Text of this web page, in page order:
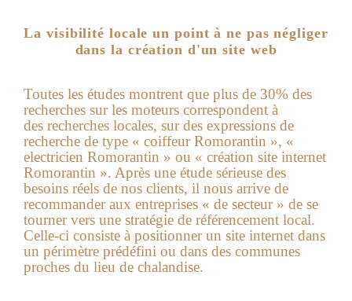
La visibilité locale un point à ne pas négliger
dans la création d'un site web
Toutes les études montrent que plus de 30% des
recherches sur les moteurs correspondent à
des recherches locales, sur des expressions de
recherche de type « coiffeur Romorantin », «
electricien Romorantin » ou « création site internet
Romorantin ». Après une étude sérieuse des
besoins réels de nos clients, il nous arrive de
recommander aux entreprises « de secteur » de se
tourner vers une stratégie de référencement local.
Celle-ci consiste à positionner un site internet dans
un périmètre prédéfini ou dans des communes
proches du lieu de chalandise.